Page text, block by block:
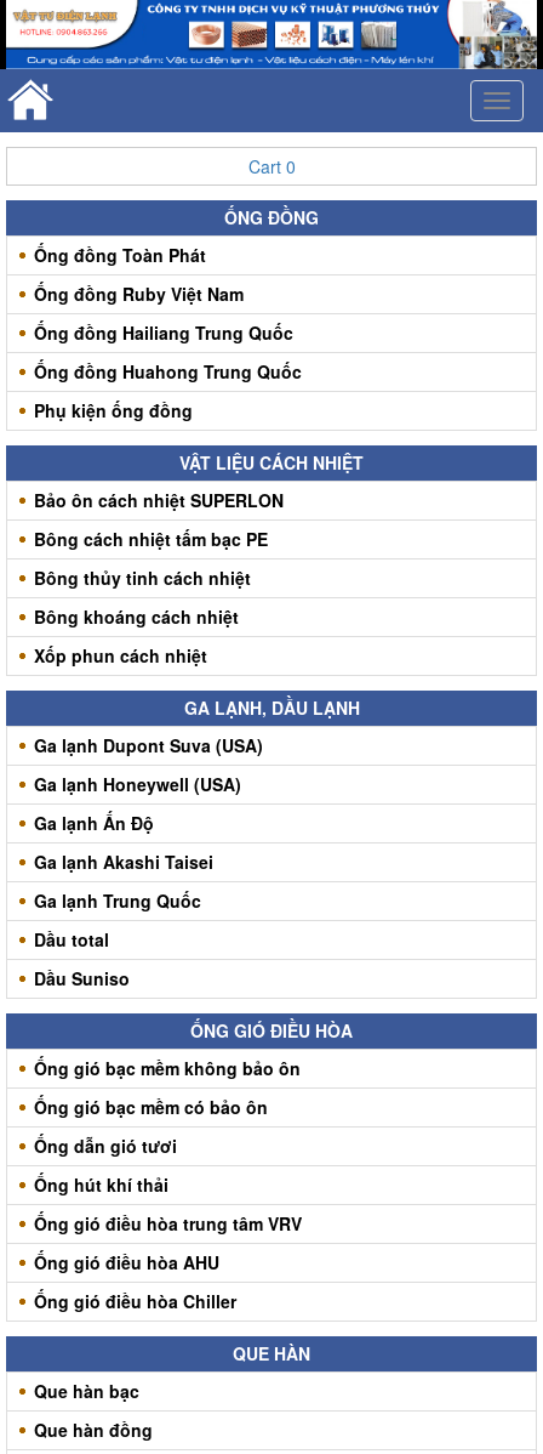
Cart 0
ỐNG ĐỒNG
Ống đồng Toàn Phát
Ống đồng Ruby Việt Nam
Ống đồng Hailiang Trung Quốc
Ống đồng Huahong Trung Quốc
Phụ kiện ống đồng
VẬT LIỆU CÁCH NHIỆT
Bảo ôn cách nhiệt SUPERLON
Bông cách nhiệt tấm bạc PE
Bông thủy tinh cách nhiệt
Bông khoáng cách nhiệt
Xốp phun cách nhiệt
GA LẠNH, DẦU LẠNH
Ga lạnh Dupont Suva (USA)
Ga lạnh Honeywell (USA)
Ga lạnh Ấn Độ
Ga lạnh Akashi Taisei
Ga lạnh Trung Quốc
Dầu total
Dầu Suniso
ỐNG GIÓ ĐIỀU HÒA
Ống gió bạc mềm không bảo ôn
Ống gió bạc mềm có bảo ôn
Ống dẫn gió tươi
Ống hút khí thải
Ống gió điều hòa trung tâm VRV
Ống gió điều hòa AHU
Ống gió điều hòa Chiller
QUE HÀN
Que hàn bạc
Que hàn đồng